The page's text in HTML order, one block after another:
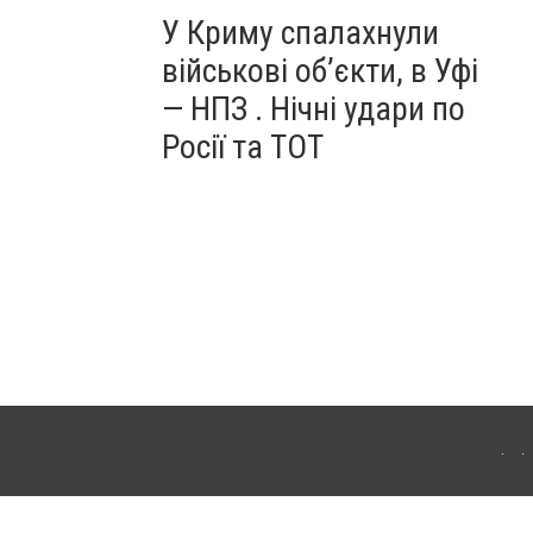
У Криму спалахнули
військові об’єкти, в Уфі
— НПЗ . Нічні удари по
Росії та ТОТ